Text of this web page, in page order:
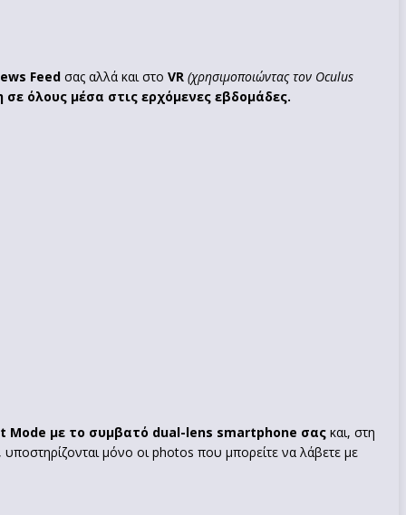
Feed σας αλλά και στο VR (χρησιμοποιώντας τον Oculus
σε όλους μέσα στις ερχόμενες εβδομάδες.
με το συμβατό dual-lens smartphone σας και, στη
μόνο οι photos που μπορείτε να λάβετε με